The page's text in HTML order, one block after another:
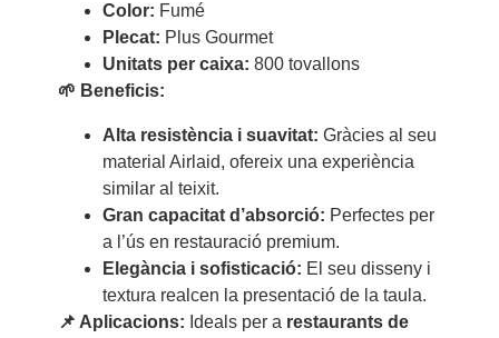
Color: Fumé
Plecat: Plus Gourmet
Unitats per caixa: 800 tovallons
🌱 Beneficis:
Alta resistència i suavitat: Gràcies al seu
material Airlaid, ofereix una experiència
similar al teixit.
Gran capacitat d’absorció: Perfectes per
a l’ús en restauració premium.
Elegància i sofisticació: El seu disseny i
textura realcen la presentació de la taula.
📌 Aplicacions: Ideals per a restaurants de